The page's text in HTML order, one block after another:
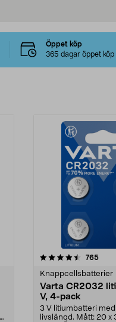
Öppet köp
365 dagar öppet köp
765
Knappcellsbatterier
Varta CR2032
V, 4-pack
3 V litiumbatteri
livslängd. Mått: 20 x
4.5 av 5